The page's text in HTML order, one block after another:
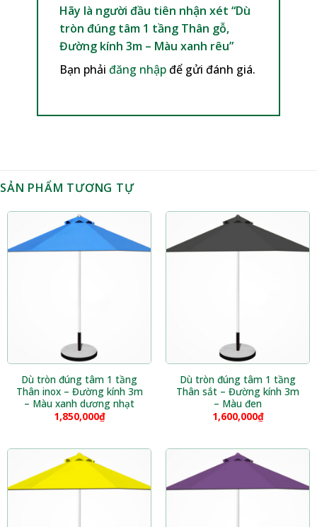
Hãy là người đầu tiên nhận xét “Dù
tròn đúng tâm 1 tầng Thân gỗ,
Đường kính 3m – Màu xanh rêu”
Bạn phải đăng nhậpđể gửi đánh giá.
SẢN PHẨM TƯƠNG TỰ
Dù tròn đúng tâm 1 tầng
Thân inox – Đường kính 3m
– Màu xanh dương nhạt
1,850,000₫
Dù tròn đúng tâm 1 tầng
Thân sắt – Đường kính 3m
– Màu đen
1,600,000₫